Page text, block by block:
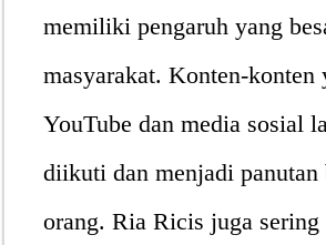
memiliki pengaruh yang
masyarakat. Konten-konten
YouTube dan media sosial
diikuti dan menjadi panutan
orang. Ria Ricis juga sering